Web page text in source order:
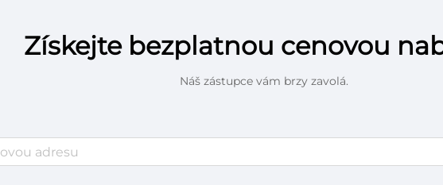
Získejte bezplatnou cenovou
Náš zástupce vám brzy zavolá.